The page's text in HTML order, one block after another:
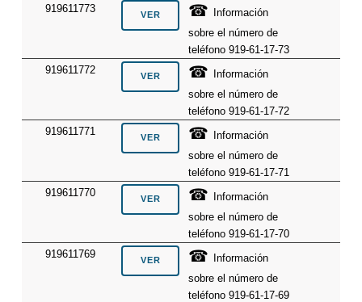
919611773
☎
Información
sobre el número de
teléfono 919-61-17-73
919611772
☎
Información
sobre el número de
teléfono 919-61-17-72
919611771
☎
Información
sobre el número de
teléfono 919-61-17-71
919611770
☎
Información
sobre el número de
teléfono 919-61-17-70
919611769
☎
Información
sobre el número de
teléfono 919-61-17-69